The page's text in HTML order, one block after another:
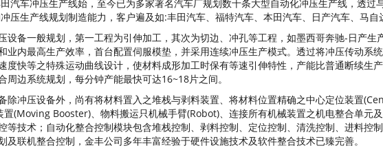
汽车冲压生产线始，至今已为多家著名汽车厂规划数十条大型自动化冲压生产线，透
压生产线规划制造能力，客户遍及如:丰田汽车、福特汽车、本田汽车、日产汽车、马自
设备一般规划，第一工程为引伸加工，其次为切边、冲孔等工程，如墨西哥奔驰-日产
业内最高生产效率，首台配置伺服模垫，并采用连续冲压生产模式。透过将冲压传动
度快等之特殊运动曲线设计，使材料成形加工时保有等速引伸特性，产能比普通断续生
周边系统规划，每分钟产能最快可达16~18片之间。
除冲压设备外，尚有将材料置入之堆栈与剥料装置、将材料位置精确之中心定位装置
(Moving Booster)、物料搬运只机械手臂(Robot)、连接所有机械装置之机电整合单元
等技术；自动化整合控制模块包含堆栈控制、剥料控制、定位控制、清洗控制、进料控
及联机整合控制，金丰公司多年丰富经验于硬件设施技术及软件整合技术已臻完善。